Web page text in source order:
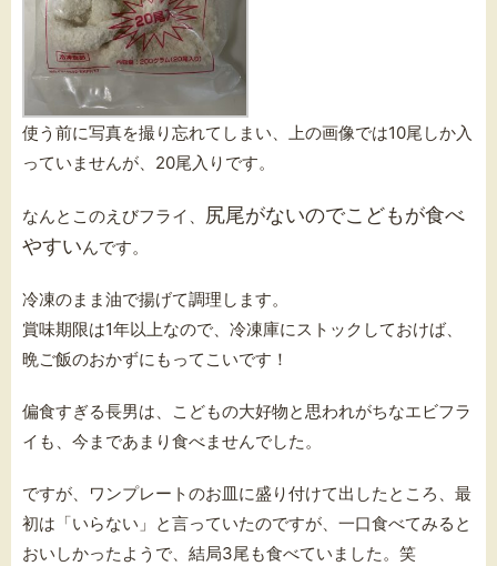
使う前に写真を撮り忘れてしまい、上の画像では10尾しか入
っていませんが、20尾入りです。
なんとこのえびフライ、 尻尾がないのでこどもが食べ
やすいんです。
冷凍のまま油で揚げて調理します。
賞味期限は1年以上なので、冷凍庫にストックしておけば、
晩ご飯のおかずにもってこいです！
偏食すぎる長男は、こどもの大好物と思われがちなエビフラ
イも、今まであまり食べませんでした。
ですが、ワンプレートのお皿に盛り付けて出したところ、最
初は「いらない」と言っていたのですが、一口食べてみると
おいしかったようで、結局3尾も食べていました。笑